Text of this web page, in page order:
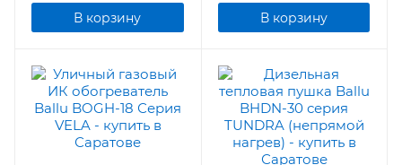
В корзину В корзину